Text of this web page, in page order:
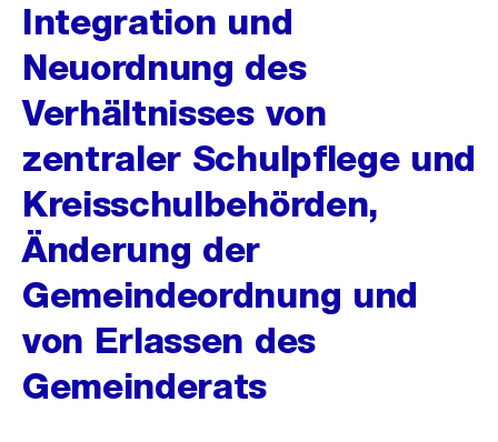
Integration und
Neuordnung des
Verhältnisses von
zentraler Schulpflege und
Kreisschulbehörden,
Änderung der
Gemeindeordnung und
von Erlassen des
Gemeinderats